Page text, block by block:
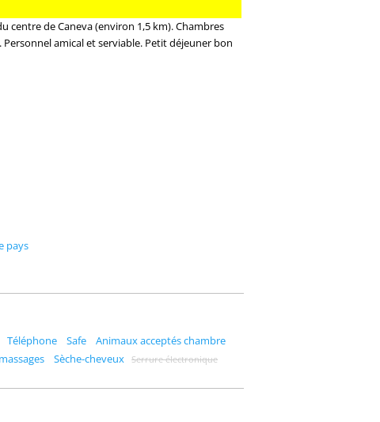
centre de Caneva (environ 1,5 km). Chambres
amical et serviable. Petit déjeuner bon
pays
Téléphone Safe
Animaux acceptés chambre
Sèche-cheveux Serrure électronique